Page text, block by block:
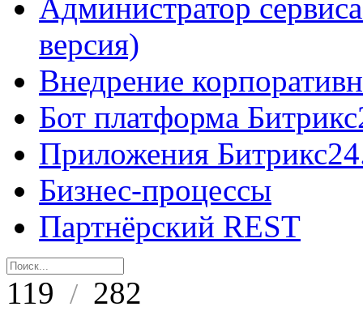
Администратор
версия)
Внедрение
Бот платформа
Приложения
Бизнес-процессы
Партнёрский REST
119 / 282